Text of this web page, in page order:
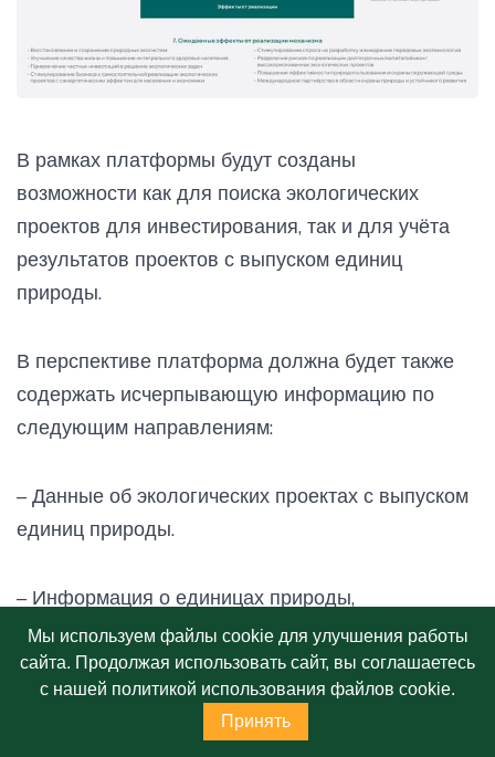
В рамках платформы будут созданы
возможности как для поиска экологических
проектов для инвестирования, так и для учёта
результатов проектов с выпуском единиц
природы.
В перспективе платформа должна будет также
содержать исчерпывающую информацию по
следующим направлениям:
– Данные об экологических проектах с выпуском
единиц природы.
– Информация о единицах природы,
выпущенных в обращение по результатам
реализации проектов.
– История сделок с единицами природы между
Мы используем файлы cookie для улучшения работы
сайта. Продолжая использовать сайт, вы соглашаетесь
с нашей политикой использования файлов cookie.
Принять